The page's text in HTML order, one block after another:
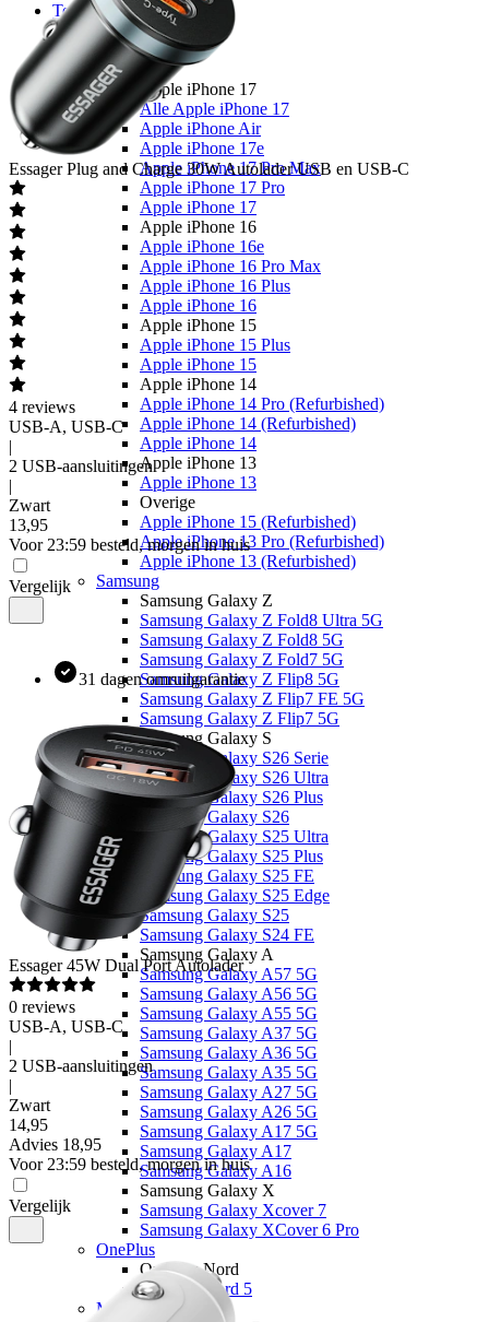
Telefoons
Alle telefoons
Merken
Apple
Apple iPhone 17
Alle Apple iPhone 17
Apple iPhone Air
Apple iPhone 17e
Apple iPhone 17 Pro Max
Apple iPhone 17 Pro
Apple iPhone 17
Apple iPhone 16
Apple iPhone 16e
Apple iPhone 16 Pro Max
Apple iPhone 16 Plus
Apple iPhone 16
Apple iPhone 15
Apple iPhone 15 Plus
Apple iPhone 15
Apple iPhone 14
Apple iPhone 14 Pro (Refurbished)
Apple iPhone 14 (Refurbished)
Apple iPhone 14
Apple iPhone 13
Apple iPhone 13
Overige
Apple iPhone 15 (Refurbished)
Apple iPhone 13 Pro (Refurbished)
Apple iPhone 13 (Refurbished)
Samsung
Samsung Galaxy Z
Samsung Galaxy Z Fold8 Ultra 5G
Samsung Galaxy Z Fold8 5G
Samsung Galaxy Z Fold7 5G
Samsung Galaxy Z Flip8 5G
Samsung Galaxy Z Flip7 FE 5G
Samsung Galaxy Z Flip7 5G
Samsung Galaxy S
Samsung Galaxy S26 Serie
Samsung Galaxy S26 Ultra
Samsung Galaxy S26 Plus
Samsung Galaxy S26
Samsung Galaxy S25 Ultra
Samsung Galaxy S25 Plus
Samsung Galaxy S25 FE
Samsung Galaxy S25 Edge
Samsung Galaxy S25
Samsung Galaxy S24 FE
Samsung Galaxy A
Samsung Galaxy A57 5G
Samsung Galaxy A56 5G
Samsung Galaxy A55 5G
Samsung Galaxy A37 5G
Samsung Galaxy A36 5G
Samsung Galaxy A35 5G
Samsung Galaxy A27 5G
Samsung Galaxy A26 5G
Samsung Galaxy A17 5G
Samsung Galaxy A17
Samsung Galaxy A16
Samsung Galaxy X
Samsung Galaxy Xcover 7
Samsung Galaxy XCover 6 Pro
OnePlus
OnePlus Nord
OnePlus Nord 5
Motorola
Essager Plug and Charge 30W Autolader USB en USB-C
4 reviews
USB-A, USB-C
|
2 USB-aansluitingen
|
Zwart
13,95
Voor 23:59 besteld, morgen in huis
Vergelijk
31 dagen omruilgarantie
Essager 45W Dual Port Autolader
0 reviews
USB-A, USB-C
|
2 USB-aansluitingen
|
Zwart
14,95
Advies 18,95
Voor 23:59 besteld, morgen in huis
Vergelijk